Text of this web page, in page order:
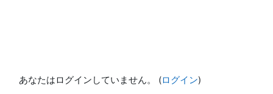
あなたはログインしていません。 (ログイン)